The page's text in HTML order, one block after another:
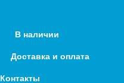
В наличии
Доставка и оплата
Контакты